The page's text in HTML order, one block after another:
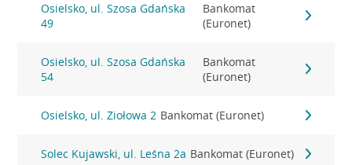
Osielsko, ul. Szosa Gdańska
49
Bankomat
(Euronet)
Osielsko, ul. Szosa Gdańska
54
Bankomat
(Euronet)
Osielsko, ul. Ziołowa 2 Bankomat (Euronet)
Solec Kujawski, ul. Leśna 2a Bankomat (Euronet)